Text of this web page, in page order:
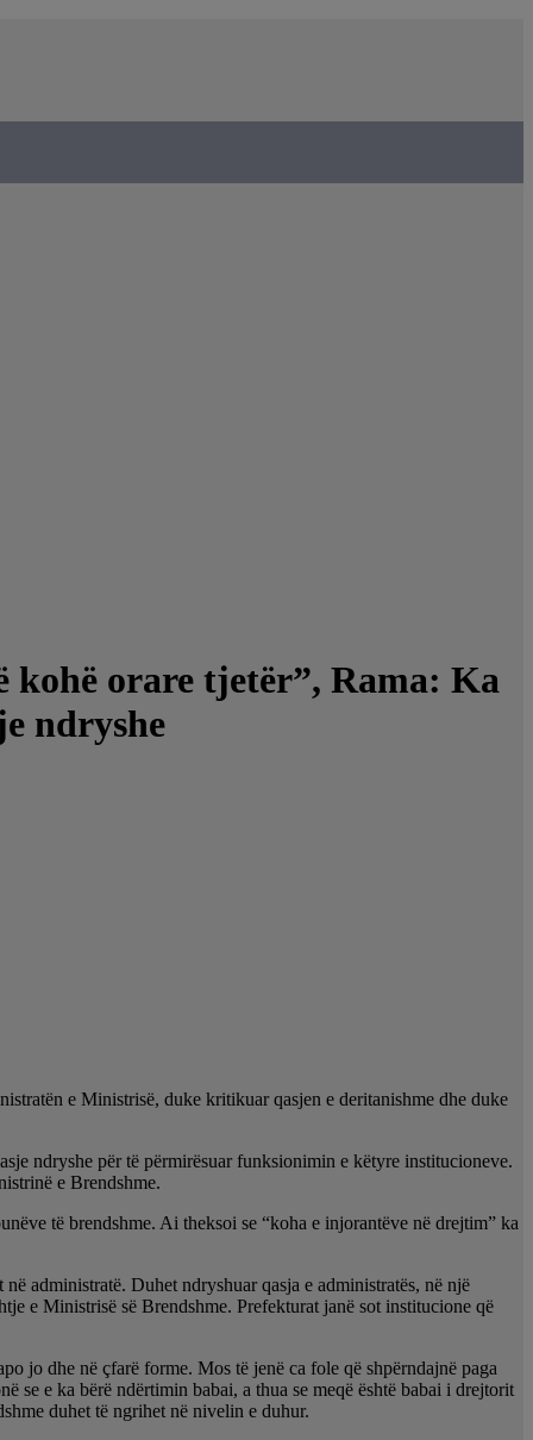
kohë orare tjetër”, Rama: Ka
ndryshe
e Ministrisë, duke kritikuar qasjen e deritanishme dhe duke
ndryshe për të përmirësuar funksionimin e këtyre institucioneve.
e Brendshme.
të brendshme. Ai theksoi se “koha e injorantëve në drejtim” ka
administratë. Duhet ndryshuar qasja e administratës, në një
e Ministrisë së Brendshme. Prefekturat janë sot institucione që
jo dhe në çfarë forme. Mos të jenë ca fole që shpërndajnë paga
se e ka bërë ndërtimin babai, a thua se meqë është babai i drejtorit
duhet të ngrihet në nivelin e duhur.